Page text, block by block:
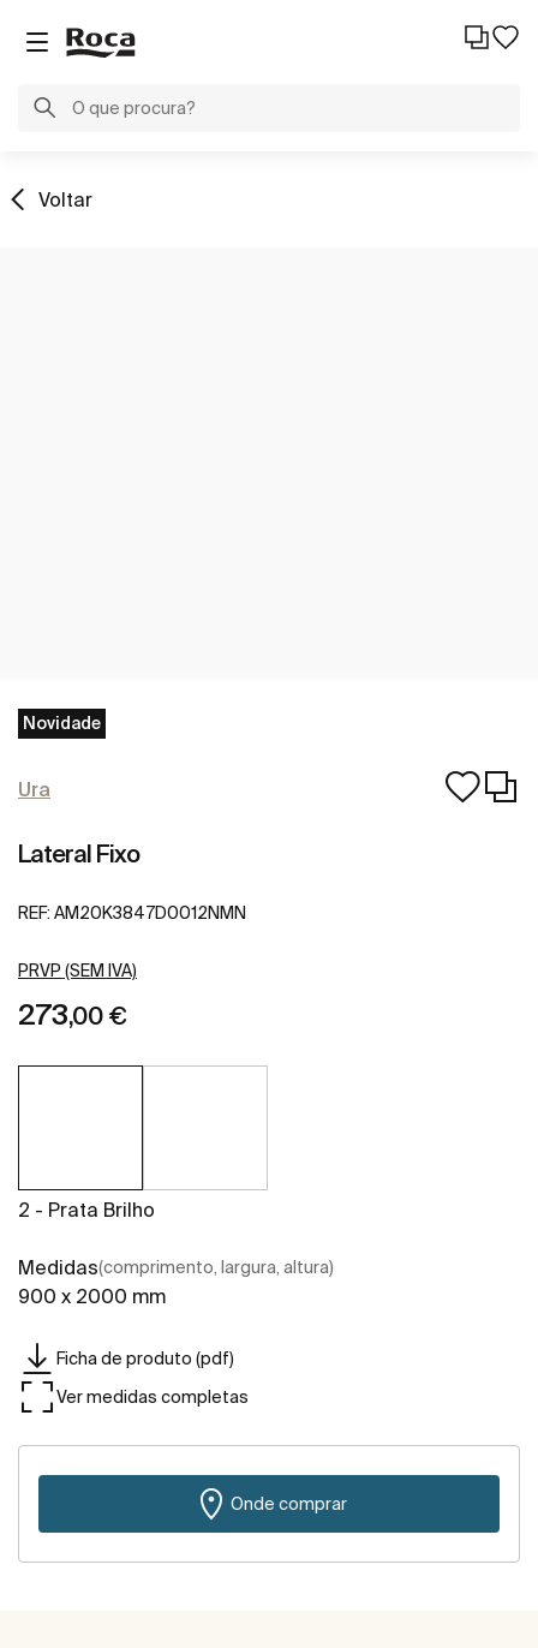
Voltar
Novidade
Ura
Lateral Fixo
REF: AM20K3847D0012NMN
PRVP (SEM IVA)
273,00 €
2 - Prata Brilho
Medidas(comprimento, largura, altura)
900 x 2000 mm
Ficha de produto (pdf)
Ver medidas completas
Onde comprar